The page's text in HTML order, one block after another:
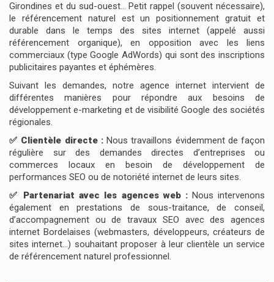
Girondines et du sud-ouest… Petit rappel (souvent nécessaire),
le référencement naturel est un positionnement gratuit et
durable dans le temps des sites internet (appelé aussi
référencement organique), en opposition avec les liens
commerciaux (type Google AdWords) qui sont des inscriptions
publicitaires payantes et éphémères.
Suivant les demandes, notre agence internet intervient de
différentes manières pour répondre aux besoins de
développement e-marketing et de visibilité Google des sociétés
régionales.
✅ Clientèle directe :Nous travaillons évidemment de façon
régulière sur des demandes directes d’entreprises ou
commerces locaux en besoin de développement de
performances SEO ou de notoriété internet de leurs sites.
✅ Partenariat avec les agences web :Nous intervenons
également en prestations de sous-traitance, de conseil,
d’accompagnement ou de travaux SEO avec des agences
internet Bordelaises (webmasters, développeurs, créateurs de
sites internet…) souhaitant proposer à leur clientèle un service
de référencement naturel professionnel.